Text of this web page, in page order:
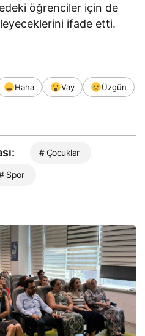
öğrenciler için de
ifade etti.
Haha Vay
Üzgün
# Çocuklar
Spor